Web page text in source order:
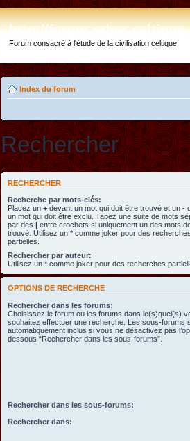
http://forum.arbre-
Forum consacré à l'étude de la civilisation celtique
Index du forum
Rechercher
RECHERCHER
Recherche par mots-clés:
Placez un + devant un mot qui doit être trouvé et un -
un mot qui doit être exclu. Tapez une suite de mots
par des | entre crochets si uniquement un des mots
trouvé. Utilisez un * comme joker pour des
partielles.
Rechercher par auteur:
Utilisez un * comme joker pour des recherches
OPTIONS DE RECHERCHE
Rechercher dans les forums:
Choisissez le forum ou les forums dans le(s)quel(s)
souhaitez effectuer une recherche. Les sous-forums
automatiquement inclus si vous ne désactivez pas
dessous “Rechercher dans les sous-forums”.
Rechercher dans les sous-forums:
Rechercher dans: